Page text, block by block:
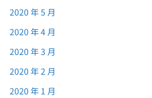
2020 年 5 月
2020 年 4 月
2020 年 3 月
2020 年 2 月
2020 年 1 月